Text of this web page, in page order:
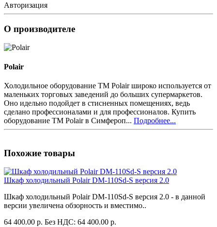
Авторизация
О производителе
Polair
Холодильное оборудование ТМ Polair широко используется от
маленьких торговых заведений до больших супермаркетов.
Оно идельно подойдет в стисненных помещениях, ведь
сделано профессионалами и для профессионалов. Купить
оборудование ТМ Polair в Симфероп... Подробнее...
Похожие товары
Шкаф холодильный Polair DM-110Sd-S версия 2.0
Шкаф холодильный Polair DM-110Sd-S версия 2.0 - в данной
версии увеличена обзорность и вместимо..
64 400.00 р. Без НДС: 64 400.00 р.